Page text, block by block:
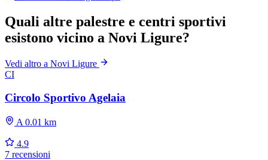
Quali altre palestre e centri sportivi
esistono vicino a Novi Ligure?
Vedi altro a Novi Ligure
CI
Circolo Sportivo Agelaia
A 0.01 km
4.9
7 recensioni